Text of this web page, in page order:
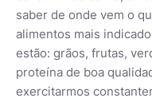
saber de onde vem o
alimentos mais
estão: grãos, frutas,
proteína de boa
exercitarmos